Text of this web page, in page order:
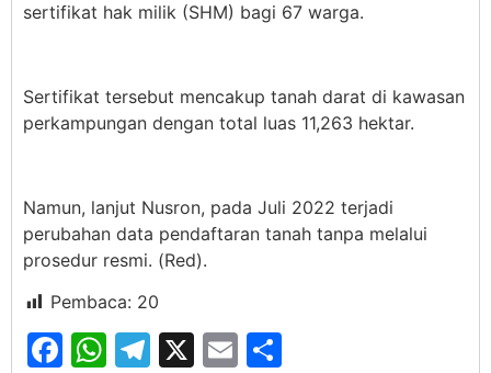
sertifikat hak milik (SHM) bagi 67 warga.
Sertifikat tersebut mencakup tanah darat di kawasan
perkampungan dengan total luas 11,263 hektar.
Namun, lanjut Nusron, pada Juli 2022 terjadi
perubahan data pendaftaran tanah tanpa melalui
prosedur resmi. (Red).
Pembaca: 20
Facebook
WhatsApp
Telegram
X Email